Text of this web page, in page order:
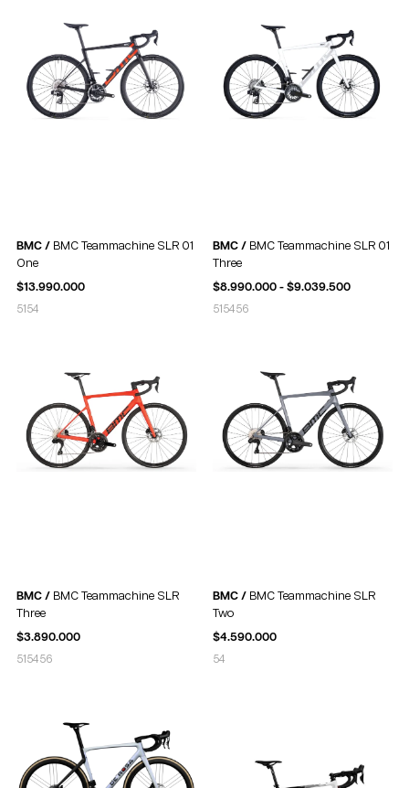
BMC / BMC Teammachine SLR 01
One
$13.990.000
51 54
BMC / BMC Teammachine SLR 01
Three
$8.990.000 - $9.039.500
51 5456
BMC / BMC Teammachine SLR
Three
$3.890.000
51 5456
BMC / BMC Teammachine SLR
Two
$4.590.000
54